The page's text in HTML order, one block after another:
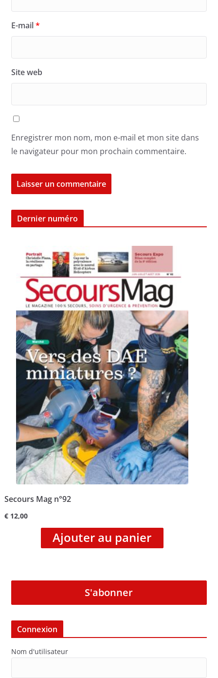
E-mail*
Site web
Enregistrer mon nom, mon e-mail et mon site dans
le navigateur pour mon prochain commentaire.
Dernier numéro
Secours Mag n°92
€12,00
Ajouter au panier
S'abonner
Connexion
Nom d'utilisateur